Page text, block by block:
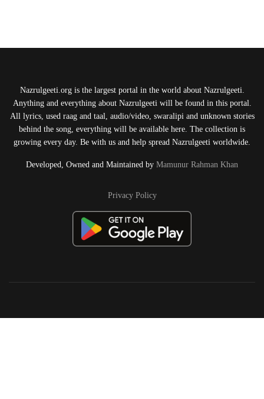
Nazrulgeeti.org is the largest portal in the world about Nazrulgeeti.
Anything and everything about Nazrulgeeti will be found in this portal.
All lyrics, used raag and taal, audio/video, swaralipi and unknown stories
behind the song, everything will be available here. The collection is
growing every day. Be with us and help spread Nazrulgeeti worldwide.
Developed, Owned and Maintained by Mamunur Rahman Khan
Privacy Policy